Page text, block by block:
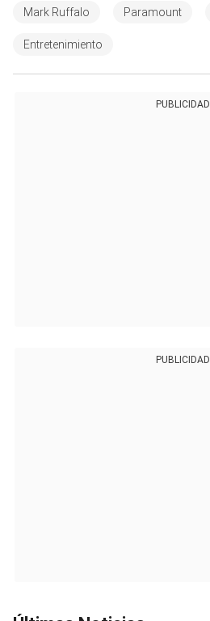
Mark Ruffalo Paramount
Entretenimiento
PUBLICIDAD
PUBLICIDAD